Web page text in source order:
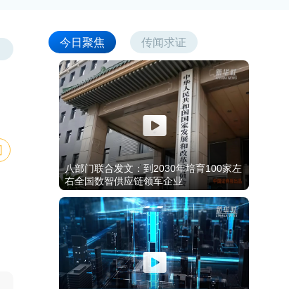
今日聚焦 传闻求证
八部门联合发文：到2030年培育100家左
右全国数智供应链领军企业